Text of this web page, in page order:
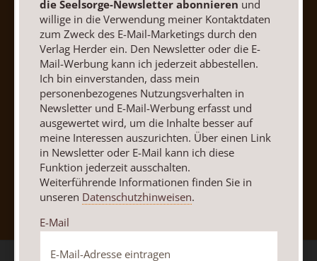
Vertrag widerrufen Abo online kündigen
Nach oben
die Seelsorge-Newsletter abonnieren und
willige in die Verwendung meiner Kontaktdaten
zum Zweck des E-Mail-Marketings durch den
Verlag Herder ein. Den Newsletter oder die E-
Mail-Werbung kann ich jederzeit abbestellen.
Ich bin einverstanden, dass mein
personenbezogenes Nutzungsverhalten in
Newsletter und E-Mail-Werbung erfasst und
ausgewertet wird, um die Inhalte besser auf
meine Interessen auszurichten. Über einen Link
in Newsletter oder E-Mail kann ich diese
Funktion jederzeit ausschalten.
Weiterführende Informationen finden Sie in
unseren Datenschutzhinweisen.
E-Mail